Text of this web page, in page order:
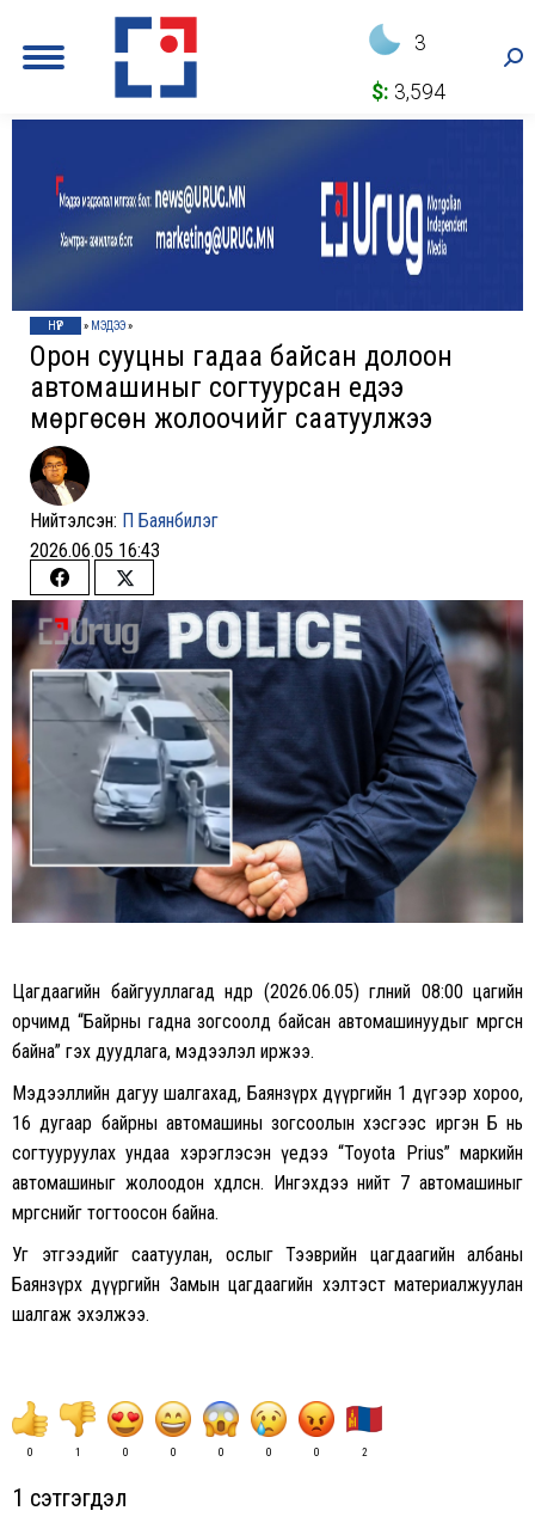
3
$: 3,594
НҮҮР » МЭДЭЭ»
Орон сууцны гадаа байсан долоон
автомашиныг согтуурсан үедээ
мөргөсөн жолоочийг саатуулжээ
Нийтэлсэн: П Баянбилэг
2026.06.05 16:43
Share
on
Facebook
Share
on
Twitter
Цагдаагийн байгууллагад өнөөдөр (2026.06.05) өглөөний 08:00 цагийн
орчимд “Байрны гадна зогсоолд байсан автомашинуудыг мөргөсөн
байна” гэх дуудлага, мэдээлэл иржээ.
Мэдээллийн дагуу шалгахад, Баянзүрх дүүргийн 1 дүгээр хороо,
16 дугаар байрны автомашины зогсоолын хэсгээс иргэн Б нь
согтууруулах ундаа хэрэглэсэн үедээ “Toyota Prius” маркийн
автомашиныг жолоодон хөдөлсөн. Ингэхдээ нийт 7 автомашиныг
мөргөснийг тогтоосон байна.
Уг этгээдийг саатуулан, ослыг Тээврийн цагдаагийн албаны
Баянзүрх дүүргийн Замын цагдаагийн хэлтэст материалжуулан
шалгаж эхэлжээ.
0 1 0 0 0 0 0 2
1 сэтгэгдэл